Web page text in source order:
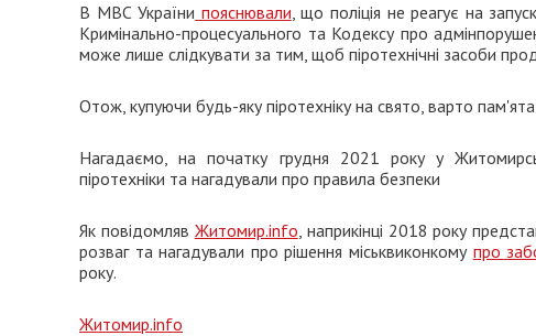
В МВС України пояснювали, що поліція не реагує на
Кримінально-процесуального та Кодексу про
може лише слідкувати за тим, щоб піротехнічні засоби
Отож, купуючи будь-яку піротехніку на свято, варто
Нагадаємо, на початку грудня 2021 року у
піротехніки та нагадували про правила безпеки
Як повідомляв Житомир.info, наприкінці 2018 року
розваг та нагадували про рішення міськвиконкому про
року.
Житомир.info